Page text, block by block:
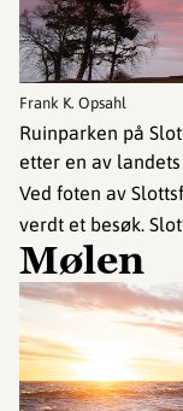
Frank K. Opsahl
Ruinparken på
etter en av
Ved foten av
verdt et besøk.
Mølen